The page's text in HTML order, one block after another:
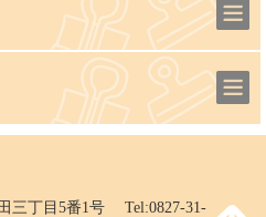
三丁目5番1号 Tel:0827-31-